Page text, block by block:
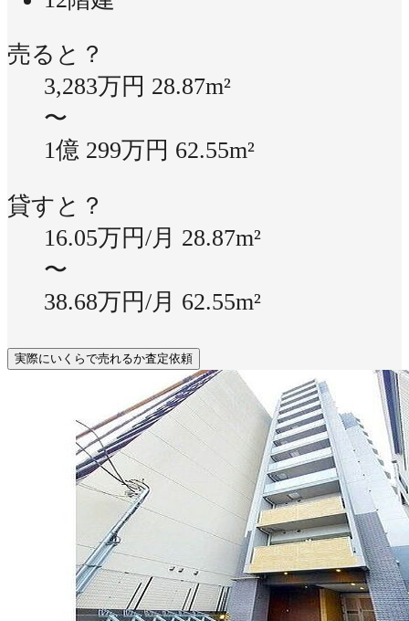
売ると？
3,283万円 28.87m²
〜
1億 299万円 62.55m²
貸すと？
16.05万円/月 28.87m²
〜
38.68万円/月 62.55m²
実際にいくらで売れるか査定依頼